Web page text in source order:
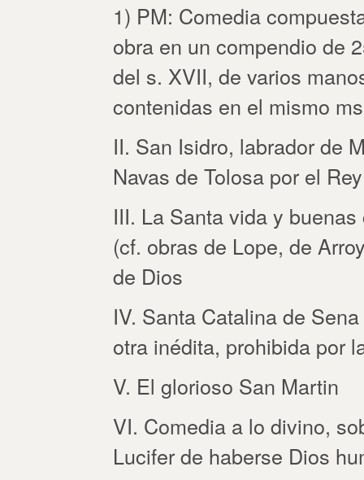
1) PM: Comedia
obra en un compendio de
del s. XVII, de varios
contenidas en el mismo
II. San Isidro, labrador de
Navas de Tolosa por el
III. La Santa vida y
(cf. obras de Lope, de
de Dios
IV. Santa Catalina de
otra inédita, prohibida por
V. El glorioso San Martin
VI. Comedia a lo divino,
Lucifer de haberse Dios